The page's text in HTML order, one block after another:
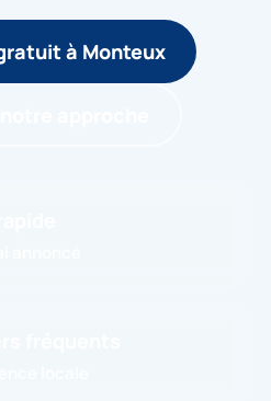
à Monteux